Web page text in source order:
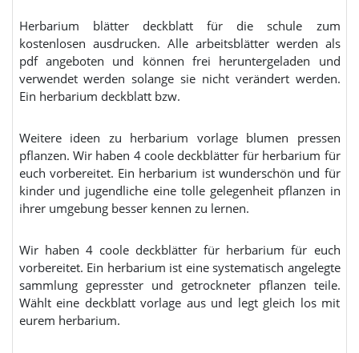
Herbarium blätter deckblatt für die schule zum
kostenlosen ausdrucken. Alle arbeitsblätter werden als
pdf angeboten und können frei heruntergeladen und
verwendet werden solange sie nicht verändert werden.
Ein herbarium deckblatt bzw.
Weitere ideen zu herbarium vorlage blumen pressen
pflanzen. Wir haben 4 coole deckblätter für herbarium für
euch vorbereitet. Ein herbarium ist wunderschön und für
kinder und jugendliche eine tolle gelegenheit pflanzen in
ihrer umgebung besser kennen zu lernen.
Wir haben 4 coole deckblätter für herbarium für euch
vorbereitet. Ein herbarium ist eine systematisch angelegte
sammlung gepresster und getrockneter pflanzen teile.
Wählt eine deckblatt vorlage aus und legt gleich los mit
eurem herbarium.